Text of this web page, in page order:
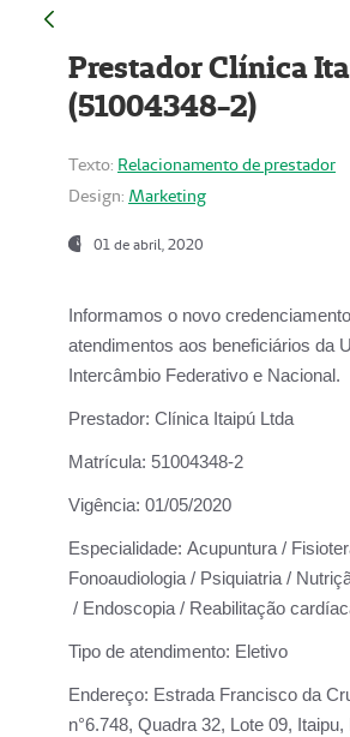
Prestador Clínica
(51004348-2)
Texto: Relacionamento de prestador
Design: Marketing
01 de abril, 2020
Informamos o novo
atendimentos aos beneficiários da
Intercâmbio Federativo e Nacional.
Prestador: Clínica Itaipú Ltda
Matrícula: 51004348-2
Vigência: 01/05/2020
Especialidade: Acupuntura /
Fonoaudiologia / Psiquiatria /
/ Endoscopia / Reabilitação
Tipo de atendimento: Eletivo
Endereço: Estrada Francisco da
n°6.748, Quadra 32, Lote 09,